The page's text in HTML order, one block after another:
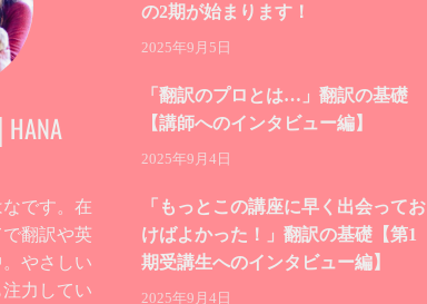
です。在
翻訳や英
やさしい
力してい
の2期が始まります！
2025年9月5日
「翻訳のプロとは…」翻訳の基礎
【講師へのインタビュー編】
2025年9月4日
「もっとこの講座に早く出会ってお
けばよかった！」翻訳の基礎【第1
期受講生へのインタビュー編】
2025年9月4日